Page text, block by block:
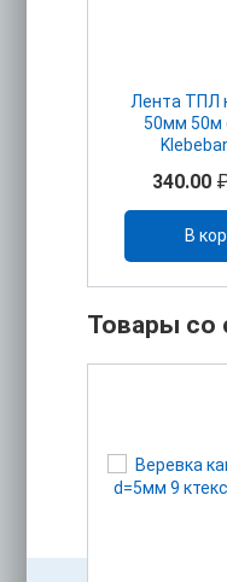
Лента ТПЛ
50мм 50м
340.00
В
Товары со